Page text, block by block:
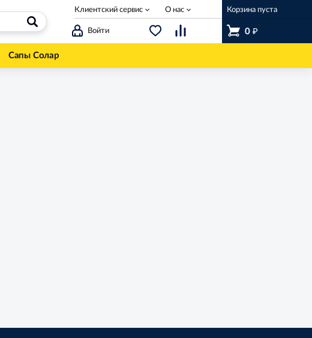
Войти
Корзина пуста
0 ₽
Клиентский сервис О нас
Сапы Солар